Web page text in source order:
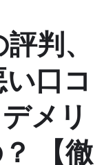
判、
口コ
メリ
【徹